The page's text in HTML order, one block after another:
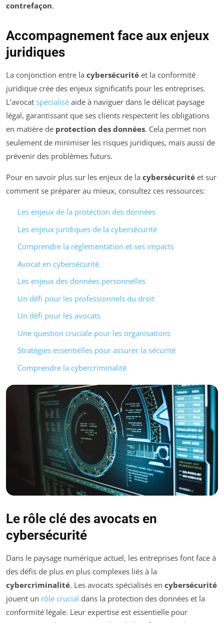
contrefaçon.
Accompagnement face aux enjeux
juridiques
La conjonction entre la cybersécurité et la conformité
juridique crée des enjeux significatifs pour les entreprises.
L’avocat spécialisé aide à naviguer dans le délicat paysage
légal, garantissant que ses clients respectent les obligations
en matière de protection des données. Cela permet non
seulement de minimiser les risques juridiques, mais aussi de
prévenir des problèmes futurs.
Pour en savoir plus sur les enjeux de la cybersécurité et sur
comment se préparer au mieux, consultez ces ressources:
Les enjeux de la protection des données
Les enjeux juridiques de la cybersécurité
Comprendre la réglementation et ses impacts
Avocat en cybersécurité
Les enjeux des données personnelles
Un défi pour les professionnels du droit
Un défi pour les avocats
Une question cruciale pour les organisations
Stratégies essentielles pour assurer la sécurité
Comprendre la cybercriminalité
Le rôle clé des avocats en
cybersécurité
Dans le paysage numérique actuel, les entreprises font face à
des défis de plus en plus complexes liés à la
cybercriminalité. Les avocats spécialisés en cybersécurité
jouent un rôle crucial dans la protection des données et la
conformité légale. Leur expertise est essentielle pour